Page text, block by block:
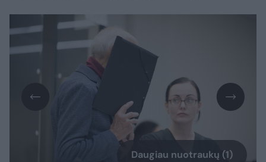
Daugiau nuotraukų (1)